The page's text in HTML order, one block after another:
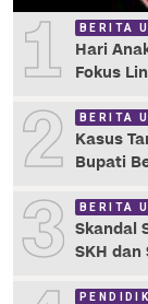
1 BERITA
Hari
Fokus
2 BERITA
Kasus
Bupati
3 BERITA
Skandal
SKH